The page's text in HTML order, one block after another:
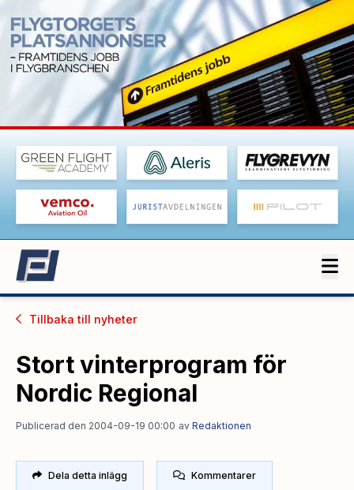
Tillbaka till nyheter
Stort vinterprogram för
Nordic Regional
Publicerad den 2004-09-19 00:00 av Redaktionen
Dela detta inlägg Kommentarer